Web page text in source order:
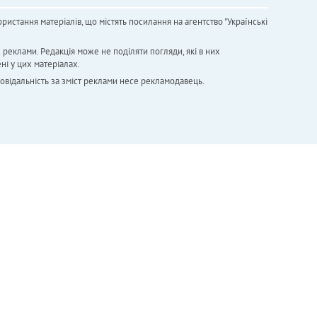
матеріалів, що містять посилання на агентство "Українськi
Редакція може не поділяти погляди, які в них
у цих матеріалах.
за зміст реклами несе рекламодавець.